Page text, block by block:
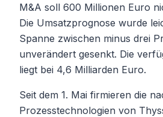
M&A soll 600 Millionen Euro
Die Umsatzprognose wurde
Spanne zwischen minus drei
unverändert gesenkt. Die
liegt bei 4,6 Milliarden Euro.
Seit dem 1. Mai firmieren die
Prozesstechnologien von